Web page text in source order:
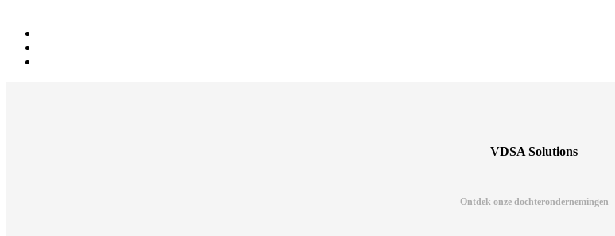
VDSA Solutions
Ontdek onze dochterondernemingen